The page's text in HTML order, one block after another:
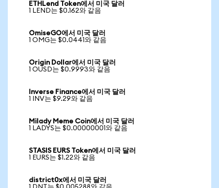
ETHLend Token에서 미국 달러
1 LEND는 $0.162와 같음
OmiseGO에서 미국 달러
1 OMG는 $0.0441와 같음
Origin Dollar에서 미국 달러
1 OUSD는 $0.9993와 같음
Inverse Finance에서 미국 달러
1 INV는 $9.29와 같음
Milady Meme Coin에서 미국 달러
1 LADYS는 $0.00000001와 같음
STASIS EURS Token에서 미국 달러
1 EURS는 $1.22와 같음
district0x에서 미국 달러